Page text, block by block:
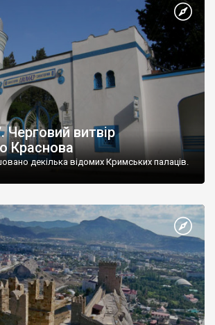
Черговий витвір
Краснова
декілька відомих Кримських палаців.